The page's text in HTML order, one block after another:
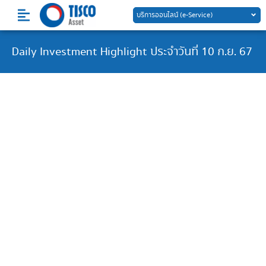
content
บริการออนไลน์ (e-Service)
Daily Investment Highlight ประจำวันที่ 10 ก.ย. 67